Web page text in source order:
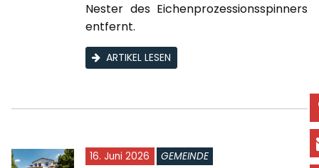
Nester des Eichenprozessionsspinners
entfernt.
ARTIKEL LESEN
16. Juni 2026 GEMEINDE